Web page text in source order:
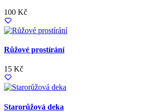
100 Kč
Růžové prostírání
15 Kč
Starorůžová deka